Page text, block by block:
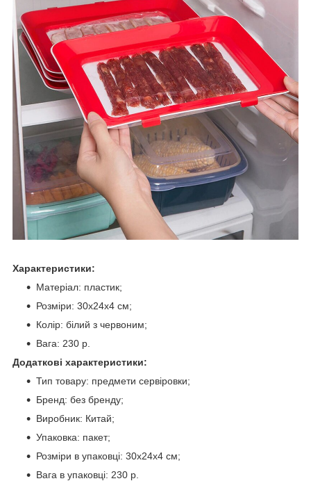
Характеристики:
Матеріал: пластик;
Розміри: 30х24х4 см;
Колір: білий з червоним;
Вага: 230 р.
Додаткові характеристики:
Тип товару: предмети сервіровки;
Бренд: без бренду;
Виробник: Китай;
Упаковка: пакет;
Розміри в упаковці: 30х24х4 см;
Вага в упаковці: 230 р.